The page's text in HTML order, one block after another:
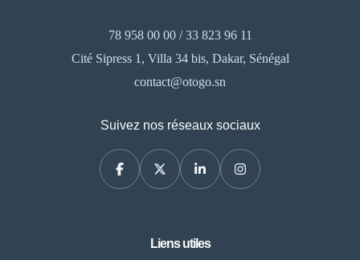
78 958 00 00 / 33 823 96 11
Cité Sipress 1, Villa 34 bis, Dakar, Sénégal
contact@otogo.sn
Suivez nos réseaux sociaux
Liens utiles